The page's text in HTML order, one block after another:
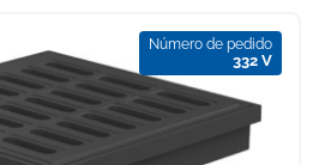
Número de pedido
332 V